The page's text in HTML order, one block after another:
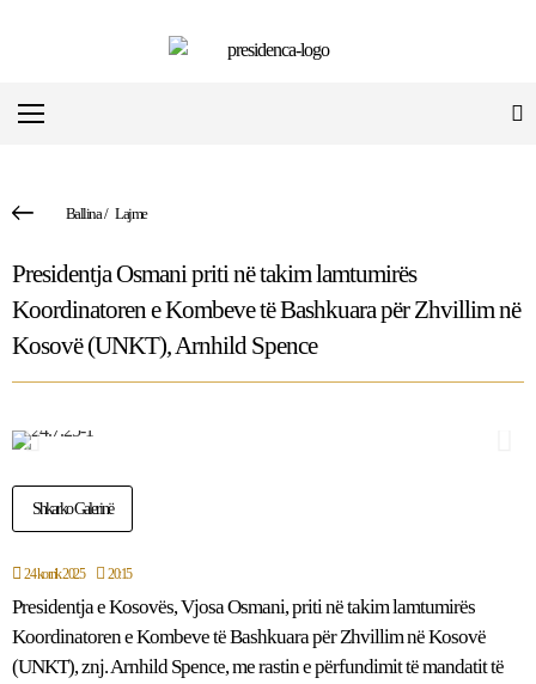
Ballina/ Lajme
Presidentja Osmani priti në takim lamtumirës
Koordinatoren e Kombeve të Bashkuara për Zhvillim në
Kosovë (UNKT), Arnhild Spence
Shkarko Galerinë
24 korrik 2025 20:15
Presidentja e Kosovës, Vjosa Osmani, priti në takim lamtumirës
Koordinatoren e Kombeve të Bashkuara për Zhvillim në Kosovë
(UNKT), znj. Arnhild Spence, me rastin e përfundimit të mandatit të